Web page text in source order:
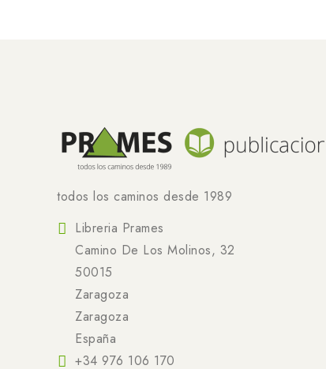
todos los caminos desde 1989
Libreria Prames
Camino De Los Molinos, 32
50015
Zaragoza
Zaragoza
España
+34 976 106 170